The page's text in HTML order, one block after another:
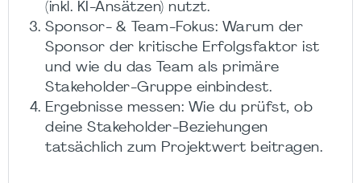
(inkl. KI-Ansätzen) nutzt.
Sponsor- & Team-Fokus: Warum der
Sponsor der kritische Erfolgsfaktor ist
und wie du das Team als primäre
Stakeholder-Gruppe einbindest.
Ergebnisse messen: Wie du prüfst, ob
deine Stakeholder-Beziehungen
tatsächlich zum Projektwert beitragen.